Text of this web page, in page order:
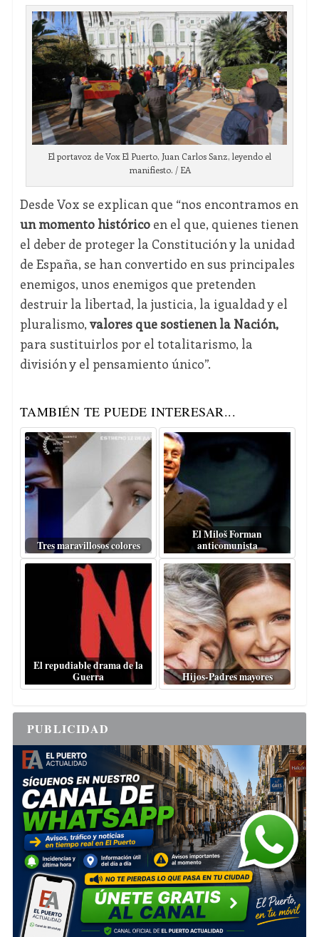
El portavoz de Vox El Puerto, Juan Carlos Sanz, leyendo el
manifiesto. / EA
Desde Vox se explican que “nos encontramos en
un momento históricoen el que, quienes tienen
el deber de proteger la Constitución y la unidad
de España, se han convertido en sus principales
enemigos, unos enemigos que pretenden
destruir la libertad, la justicia, la igualdad y el
pluralismo, valores que sostienen la Nación,
para sustituirlos por el totalitarismo, la
división y el pensamiento único”.
TAMBIÉN TE PUEDE INTERESAR...
Tres maravillosos colores
El Miloš Forman
anticomunista
El repudiable drama de la
Guerra
Hijos-Padres mayores
PUBLICIDAD